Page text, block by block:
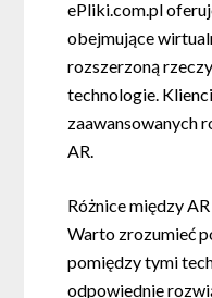
ePliki.com.pl
obejmujące
rozszerzoną
technologie.
zaawansowanych
AR.
Różnice między AR
Warto zrozumieć
pomiędzy tymi
odpowiednie